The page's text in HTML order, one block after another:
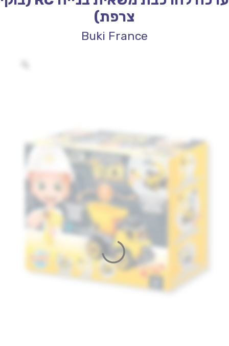
צרפת)
Buki France